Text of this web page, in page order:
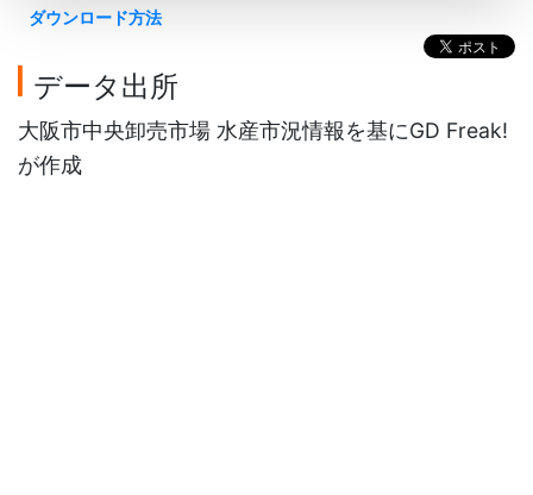
ダウンロード方法
データ出所
大阪市中央卸売市場 水産市況情報を基にGD Freak!
が作成